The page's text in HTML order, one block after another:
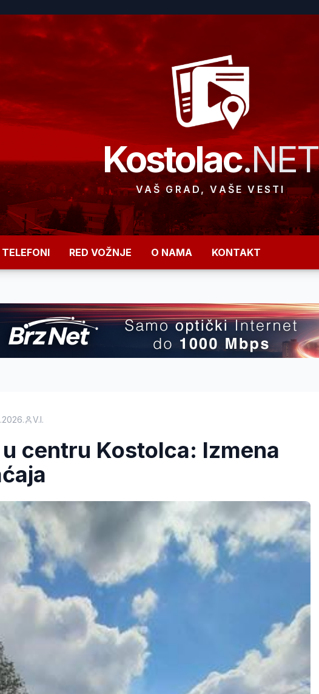
Kostolac.NET
VAŠ GRAD, VAŠE VESTI
RED VOŽNJE O NAMA KONTAKT
V.I.
centru Kostolca: Izmena